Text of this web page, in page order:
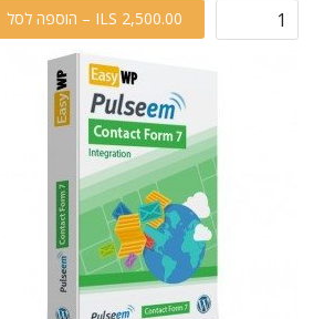
ILS 2,500.00 – הוספה לסל